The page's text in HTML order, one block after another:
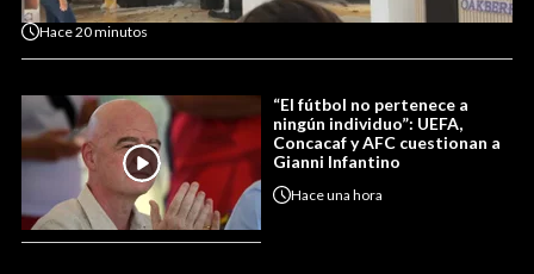
Hace20 minutos
“El fútbol no pertenece a
ningún individuo”: UEFA,
Concacaf y AFC cuestionan a
Gianni Infantino
Haceuna hora